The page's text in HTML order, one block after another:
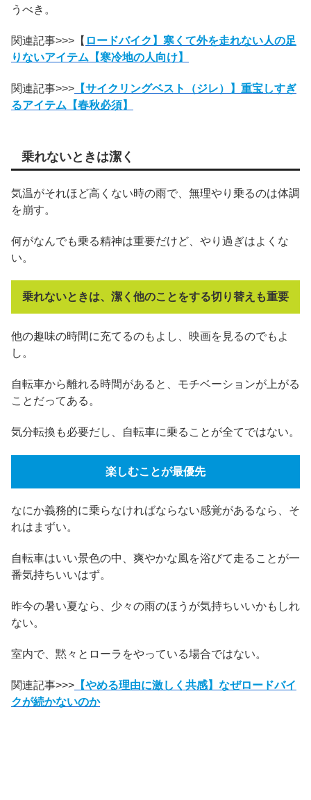
うべき。
関連記事>>>【 ロードバイク】寒くて外を走れない人の足
りないアイテム【寒冷地の人向け】
関連記事>>> 【サイクリングベスト（ジレ）】重宝しすぎ
るアイテム【春秋必須】
乗れないときは潔く
気温がそれほど高くない時の雨で、無理やり乗るのは体調
を崩す。
何がなんでも乗る精神は重要だけど、やり過ぎはよくな
い。
乗れないときは、潔く他のことをする切り替えも重要
他の趣味の時間に充てるのもよし、映画を見るのでもよ
し。
自転車から離れる時間があると、モチベーションが上がる
ことだってある。
気分転換も必要だし、自転車に乗ることが全てではない。
楽しむことが最優先
なにか義務的に乗らなければならない感覚があるなら、そ
れはまずい。
自転車はいい景色の中、爽やかな風を浴びて走ることが一
番気持ちいいはず。
昨今の暑い夏なら、少々の雨のほうが気持ちいいかもしれ
ない。
室内で、黙々とローラをやっている場合ではない。
関連記事>>> 【やめる理由に激しく共感】なぜロードバイ
クが続かないのか